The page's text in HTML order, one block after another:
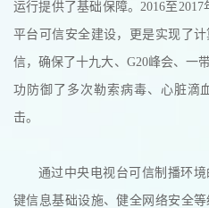
运行提供了基础保障。2016至
平台可信安全建设，更是实现了
信，确保了十九大、G20峰会、一
功防御了多次勒索病毒、心脏滴
击。
通过中央电视台可信制播环
键信息基础设施、健全网络安全